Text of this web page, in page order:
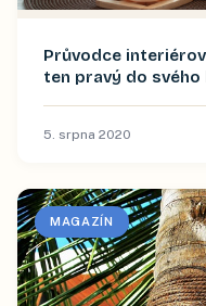
Průvodce
ten pravý do svého
5. srpna 2020
MAGAZÍN